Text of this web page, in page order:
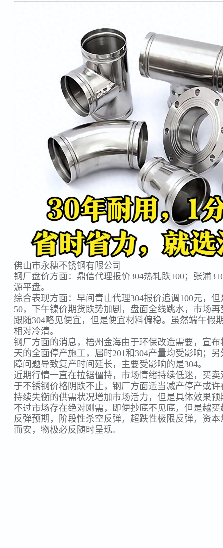
佛山市永穗不锈钢有限公司
钢厂盘价方面：鼎信代理报价304热轧跌100；张浦
源平盘。
综合表现方面：早间青山代理304报价追调100元，
50，下午镍价期货跌势加剧，盘面全线跳水，市场
跟随304略见便宜，但是便宜材料偏稳。虽然端午假
相对冷清。
钢厂方面的消息，梧州金海由于环保改造需要，宣
天的全面停产施工，届时201和304产量均受影响；
障问题导致复产时间延长，主要受影响的是304。
近期行情一直在拉锯僵持，市场情绪持续低迷，买
于不锈钢价格阴跌不止，钢厂方面适当减产停产或
持续失衡的供需状况增加市场活力，但是具体效果
不过市场存在绝对刚需，即便抄底不见底，但是越
反弹预期，阶段性杀空反弹，超跌性极限反弹，资
而安，物极必反随时呈现。